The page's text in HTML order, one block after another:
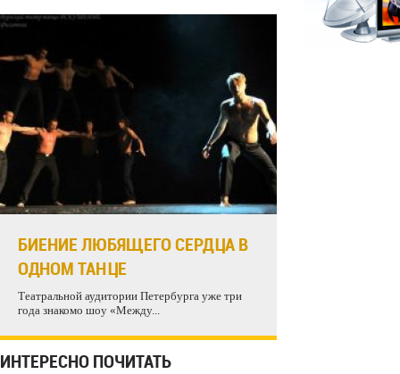
БИЕНИЕ ЛЮБЯЩЕГО СЕРДЦА В
ОДНОМ ТАНЦЕ
Театральной аудитории Петербурга уже три
года знакомо шоу «Между...
ИНТЕРЕСНО ПОЧИТАТЬ